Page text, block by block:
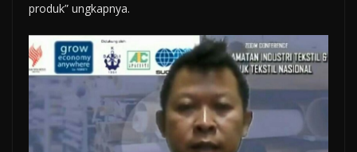
produk” ungkapnya.